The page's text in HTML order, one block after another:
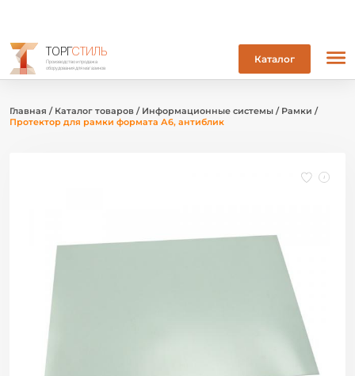
ТОРГСТИЛЬ
Производство и продажа
оборудования для магазинов
Каталог
Главная / Каталог товаров / Информационные системы / Рамки /
Протектор для рамки формата А6, антиблик